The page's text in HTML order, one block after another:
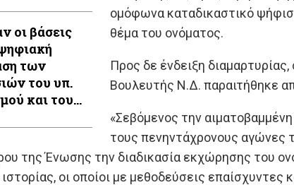
οι βάσεις
των
του υπ.
και του
ομόφωνα καταδικαστικό
θέμα του ονόματος.
Προς δε ένδειξη
Βουλευτής Ν.Δ. παραιτήθηκε
«Σεβόμενος την
τους πενηντάχρονους αγώνες
της Ένωσης την διαδικασία εκχώρησης του
οι οποίοι με μεθοδεύσεις